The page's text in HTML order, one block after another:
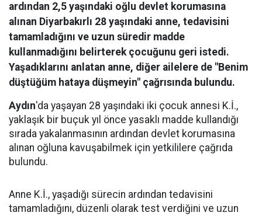
ardından 2,5 yaşındaki oğlu devlet korumasına
alınan Diyarbakırlı 28 yaşındaki anne, tedavisini
tamamladığını ve uzun süredir madde
kullanmadığını belirterek çocuğunu geri istedi.
Yaşadıklarını anlatan anne, diğer ailelere de "Benim
düştüğüm hataya düşmeyin" çağrısında bulundu.
Aydın'da yaşayan 28 yaşındaki iki çocuk annesi K.İ.,
yaklaşık bir buçuk yıl önce yasaklı madde kullandığı
sırada yakalanmasının ardından devlet korumasına
alınan oğluna kavuşabilmek için yetkililere çağrıda
bulundu.
Anne K.İ., yaşadığı sürecin ardından tedavisini
tamamladığını, düzenli olarak test verdiğini ve uzun